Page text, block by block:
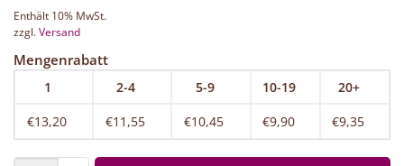
Enthält 10% MwSt.
zzgl.Versand
Mengenrabatt
1 2-4 5-9 10-19
20+
€13,20
€11,55 €10,45 €9,90 €9,35